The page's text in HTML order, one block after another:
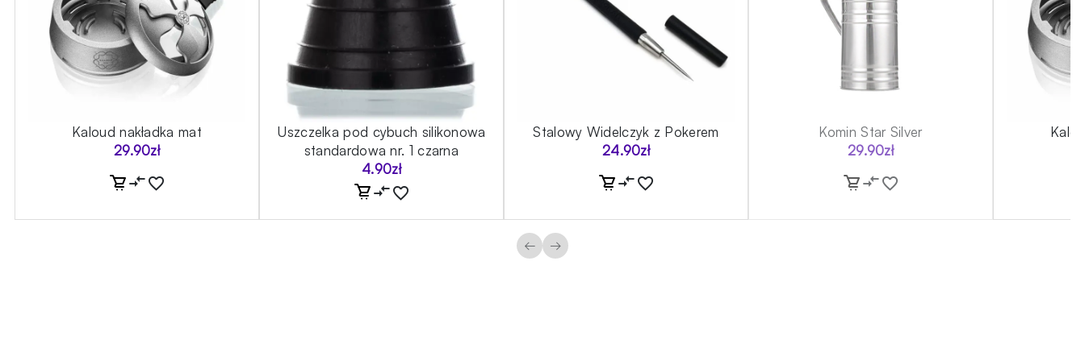
Kaloud nakładka mat
29.90zł
Uszczelka pod cybuch silikonowa
standardowa nr. 1 czarna
4.90zł
Stalowy Widelczyk z Pokerem
24.90zł
Komin Star Silver
29.90zł
← →